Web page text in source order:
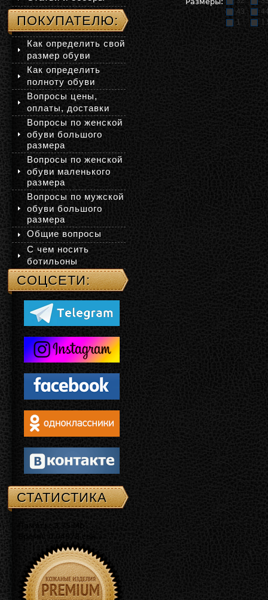
43
1
ПОКУПАТЕЛЮ:
Как определить свой
размер обуви
Как определить
полноту обуви
Вопросы цены,
оплаты, доставки
Вопросы по женской
обуви большого
размера
Вопросы по женской
обуви маленького
размера
Вопросы по мужской
обуви большого
размера
Общие вопросы
С чем носить
ботильоны
СОЦСЕТИ:
СТАТИСТИКА
Память: 3.75 Mb
Время: 0.04978 сек.